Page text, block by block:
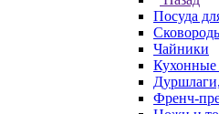
Посуда
Чайники
Кухонные
Френч-